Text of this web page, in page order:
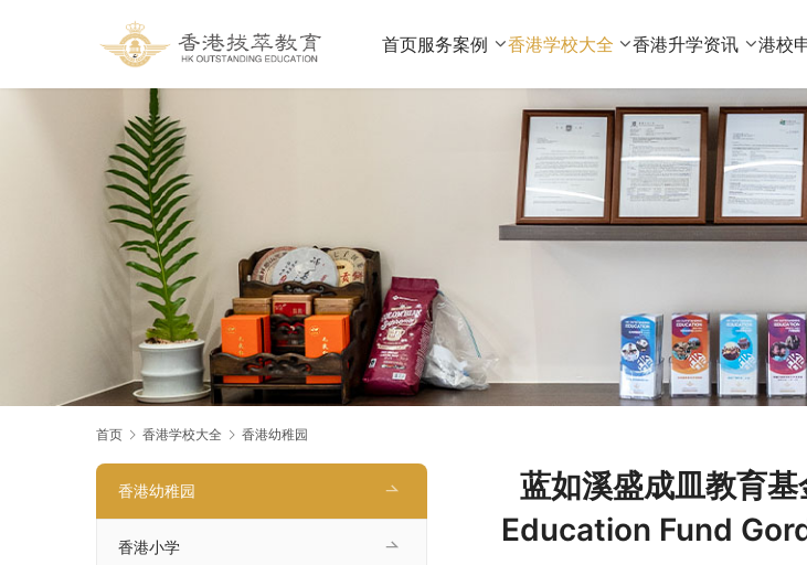
首页服务案例 香港学校大全 香港升学资讯 港校
首页 香港学校大全 香港幼稚园
蓝如溪盛成皿教育
Education Fund
香港幼稚园
香港小学